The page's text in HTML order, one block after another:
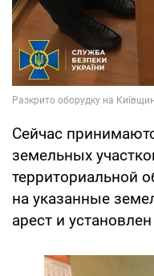
Сейчас
земельных
территориальной
на указанные
арест и